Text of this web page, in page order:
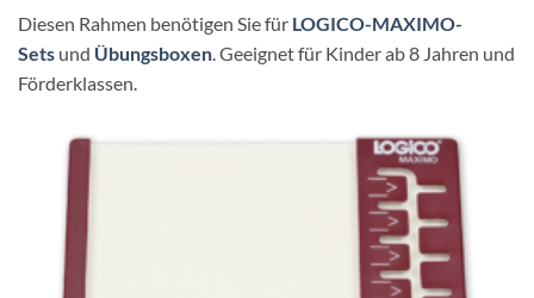
Diesen Rahmen benötigen Sie für LOGICO-MAXIMO-
Sets und Übungsboxen. Geeignet für Kinder ab 8 Jahren und
Förderklassen.